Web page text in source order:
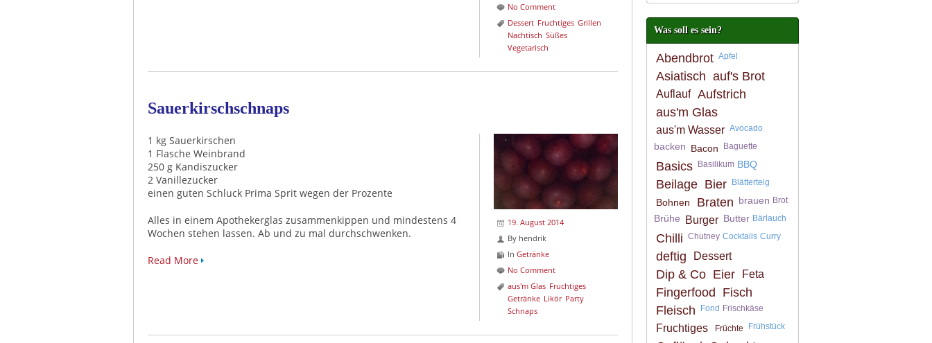
No Comment
Dessert Fruchtiges Grillen
Nachtisch Süßes
Vegetarisch
Sauerkirschschnaps
19. August 2014
By hendrik
InGetränke
No Comment
aus'm Glas Fruchtiges
Getränke Likör Party
Schnaps
1 kg Sauerkirschen
1 Flasche Weinbrand
250 g Kandiszucker
2 Vanillezucker
einen guten Schluck Prima Sprit wegen der Prozente
Alles in einem Apothekerglas zusammenkippen und mindestens 4
Wochen stehen lassen. Ab und zu mal durchschwenken.
Read More
Was soll es sein?
Abendbrot Apfel
Asiatisch auf's Brot
Auflauf Aufstrich
aus'm Glas
aus'm Wasser Avocado
backen Bacon Baguette
Basics Basilikum BBQ
Beilage Bier Blätterteig
Bohnen Braten brauen Brot
Brühe Burger Butter Bärlauch
Chilli Chutney Cocktails Curry
deftig Dessert
Dip & Co Eier Feta
Fingerfood
Fisch
Fleisch
Fond Frischkäse
Fruchtiges Früchte Frühstück